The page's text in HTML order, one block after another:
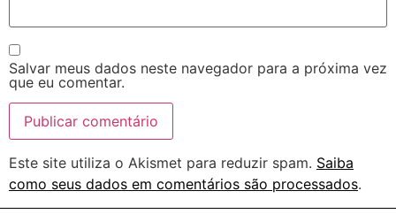
Salvar meus dados neste navegador para a próxima vez
que eu comentar.
Este site utiliza o Akismet para reduzir spam. Saiba
como seus dados em comentários são processados.